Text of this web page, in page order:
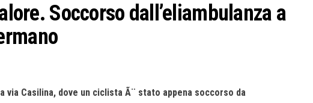
Soccorso dall’eliambulanza a
via Casilina, dove un ciclista Ã¨ stato appena soccorso da